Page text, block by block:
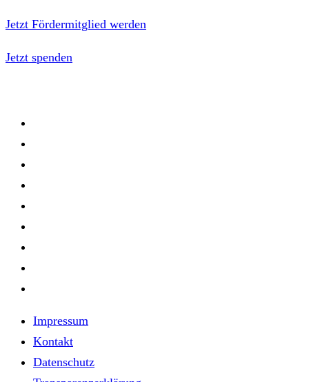
Jetzt Fördermitglied werden
Jetzt spenden
Impressum
Kontakt
Datenschutz